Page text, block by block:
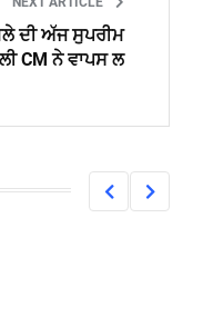
ਦੀ ਅੱਜ ਸੁਪਰੀਮ
CM ਨੇ ਵਾਪਸ ਲ